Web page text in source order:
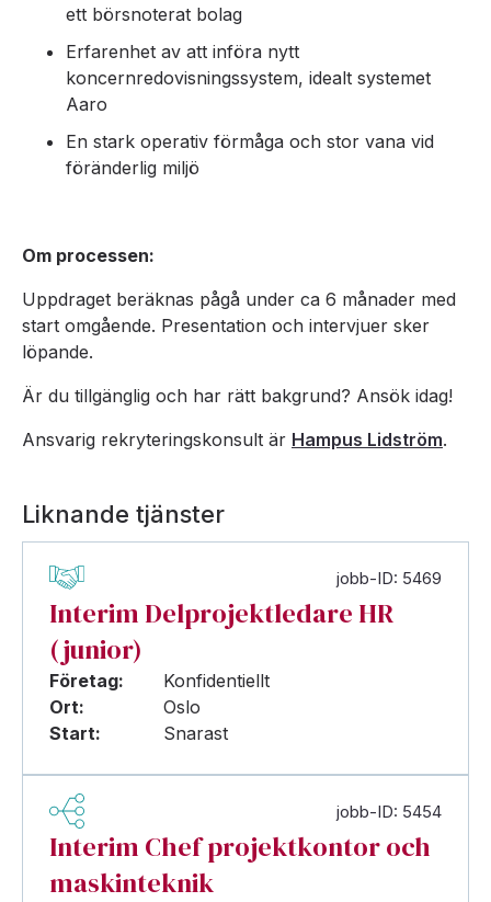
ett börsnoterat bolag
Erfarenhet av att införa nytt
koncernredovisningssystem, idealt systemet
Aaro
En stark operativ förmåga och stor vana vid
föränderlig miljö
Om processen:
Uppdraget beräknas pågå under ca 6 månader med
start omgående. Presentation och intervjuer sker
löpande.
Är du tillgänglig och har rätt bakgrund? Ansök idag!
Ansvarig rekryteringskonsult är Hampus Lidström.
Liknande tjänster
jobb-ID: 5469
Interim Delprojektledare HR
(junior)
Företag:
Konfidentiellt
Ort:
Oslo
Start:
Snarast
jobb-ID: 5454
Interim Chef projektkontor och
maskinteknik